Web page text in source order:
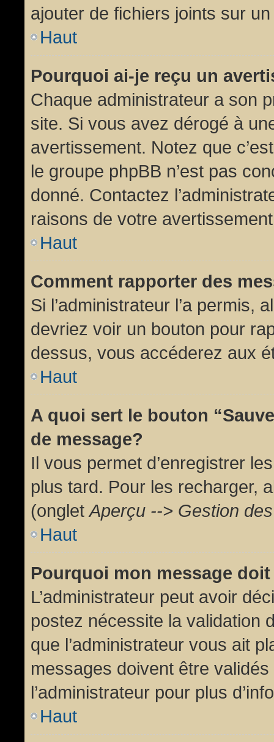
ajouter de fichiers joints sur
Haut
Pourquoi ai-je reçu un
Chaque administrateur a son
site. Si vous avez dérogé à
avertissement. Notez que
le groupe phpBB n’est pas
donné. Contactez
raisons de votre
Haut
Comment rapporter des
Si l’administrateur l’a permis,
devriez voir un bouton pour
dessus, vous accéderez aux
Haut
A quoi sert le bouton
de message?
Il vous permet d’enregistrer
plus tard. Pour les recharger,
(ongletAperçu --> Gestion
Haut
Pourquoi mon message
L’administrateur peut avoir
postez nécessite la validation
que l’administrateur vous ait
messages doivent être
l’administrateur pour plus
Haut